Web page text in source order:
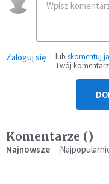
Zaloguj się lub skomentuj
Twój
Komentarze ()
Najnowsze